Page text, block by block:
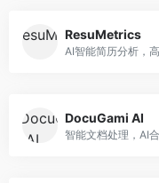
ResuMetrics
AI智能简历分析，
DocuGami AI
智能文档处理，AI